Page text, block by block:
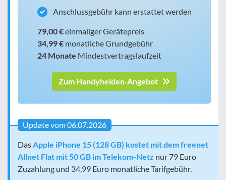
Anschlussgebühr kann erstattet werden
79,00 €einmaliger Gerätepreis
34,99 € monatliche Grundgebühr
24 Monate Mindestvertragslaufzeit
Zum Handyhelden-Angebot
Update vom 06.07.2026
DasApple iPhone 15 (128 GB) kostet mit dem freenet
Allnet Flat mit 50 GB im Telekom-Netz nur 79 Euro
Zuzahlung und 34,99 Euro monatliche Tarifgebühr.